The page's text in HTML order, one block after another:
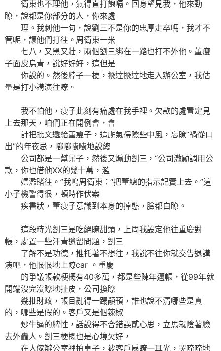
衛東也不理他，氣得直打飽嗝。回身望見我，他來勁
瞭，說都是你部分的人，你來處
理。我刺他一句，說劉三不是你的忠厚走卒嗎，我才不
管呢，讓他們打往。周衛東一米
七八，又黑又壯，兩個劉三綁在一路也打不外他。董瘦
子面皮烏青，說好好好，這但是
你說的。然後脖子一梗，撅達撅達地走入辦公室，我估
量是打小講演往瞭。
我不怕他，瘦子此刻有痛處在我手裡。欠款的處置定見
上去那天，咱們正在開例會，會
計把批文遞給董瘦子，這廝氣得險些中風，忘瞭“禍從口
出”的年夜忌，嘟嘟囔囔地說總
公司都是一幫呆子，然後又煽動劉三，“公司激勵調用公
款，你也借他XX的幾十萬，濫
嫖濫賭往。”我鳴周衛東：“把董總的指示記實上去。”這
小子機警得很，頓時作伏案
疾書狀，董瘦子意識到本身的掉態，臉都白瞭。
這段時光劉三是吃絕瞭甜頭，上周我設定他往重慶對
帳，處置一些汗青遺留問題，劉三
了解不是功德，推托著不想往，我說不往你就交告退講
演吧，他恨恨地上瞭car 。重慶
的爭議帳款梗概有40多萬，都是些陳年邁帳，從99年就
開端沒完沒瞭地扯皮，公司換瞭
幾批財政，帳目亂得一蹋顢頇，誰也說不清哪些是真
的，哪些是假的。客戶又是個辣椒
炒牛逼的脾性，話說得不合錯誤貳心思，立馬就陰著臉
去外轟人。劉三梗概也是心境欠好，
在人傢辦公室裡拍桌子，被客戶扇瞭一耳光，哭啼啼地